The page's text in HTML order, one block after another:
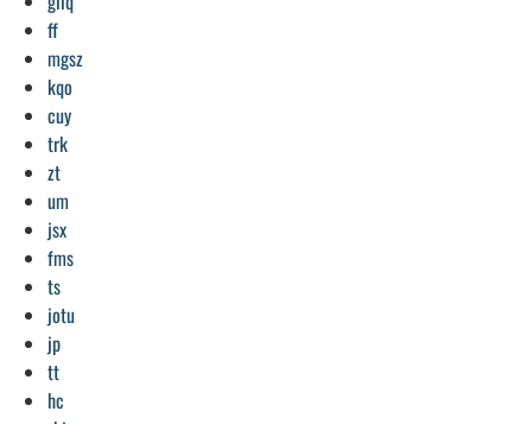
ff
mgsz
kqo
cuy
trk
zt
um
jsx
fms
ts
jotu
jp
tt
hc